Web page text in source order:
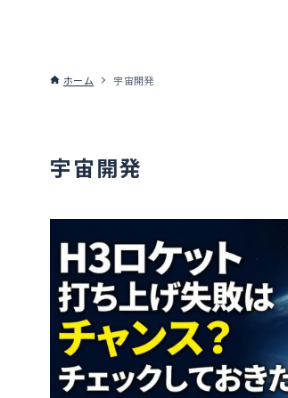
ホーム 宇宙開発
宇宙開発